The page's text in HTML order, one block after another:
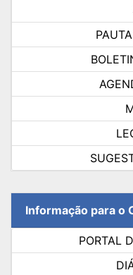
Informação para o
PORTAL